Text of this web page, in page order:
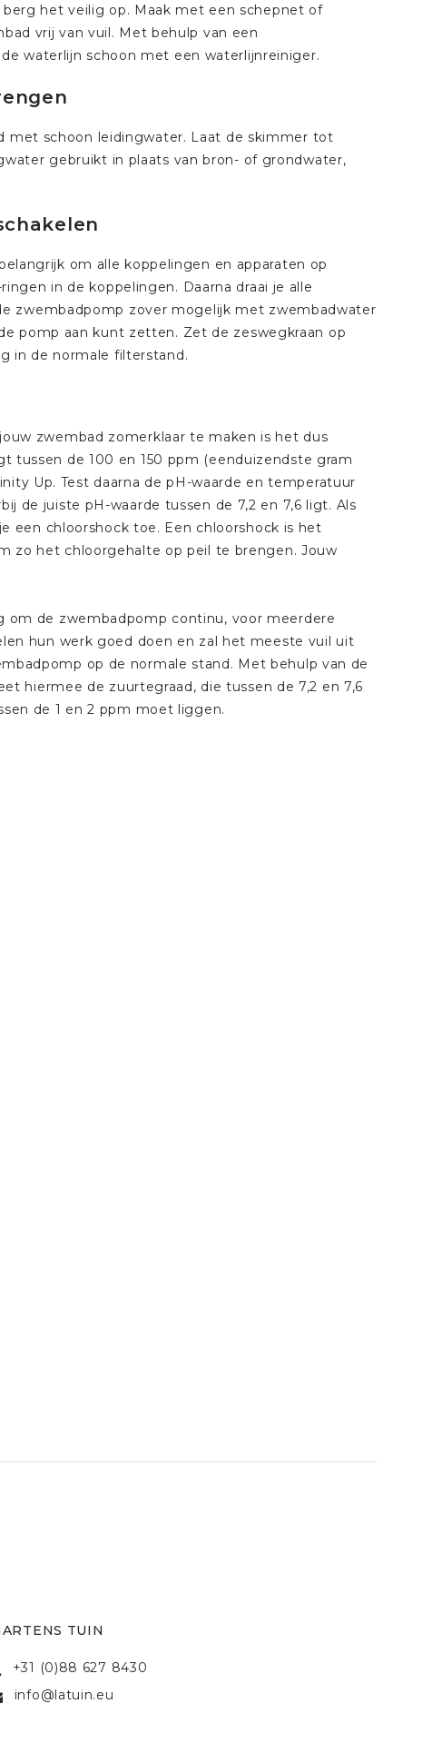
het veilig op. Maak met een schepnet of
vrij van vuil. Met behulp van een
waterlijn schoon met een waterlijnreiniger.
met schoon leidingwater. Laat de skimmer tot
gebruikt in plaats van bron- of grondwater,
om alle koppelingen en apparaten op
in de koppelingen. Daarna draai je alle
zwembadpomp zover mogelijk met zwembadwater
pomp aan kunt zetten. Zet de zeswegkraan op
in de normale filterstand.
zwembad zomerklaar te maken is het dus
tussen de 100 en 150 ppm (eenduizendste gram
Up. Test daarna de pH-waarde en temperatuur
de juiste pH-waarde tussen de 7,2 en 7,6 ligt. Als
een chloorshock toe. Een chloorshock is het
zo het chloorgehalte op peil te brengen. Jouw
om de zwembadpomp continu, voor meerdere
hun werk goed doen en zal het meeste vuil uit
op de normale stand. Met behulp van de
hiermee de zuurtegraad, die tussen de 7,2 en 7,6
de 1 en 2 ppm moet liggen.
TUIN
+31 (0)88 627 8430
info@latuin.eu